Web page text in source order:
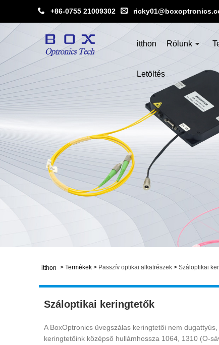
+86-0755 21009302
itthon Rólunk
Letöltés
itthon > Termékek > Passzív optikai alkatrészek > Száloptikai
Száloptikai keringtetők
A BoxOptronics üvegszálas keringtetői nem
keringtetőink középső hullámhossza 1064, 1310 (O-